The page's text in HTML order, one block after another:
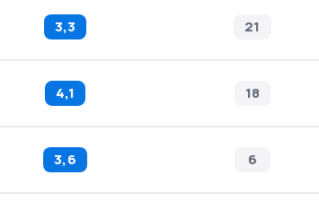
3,3 21
4,1 18
3,6 6